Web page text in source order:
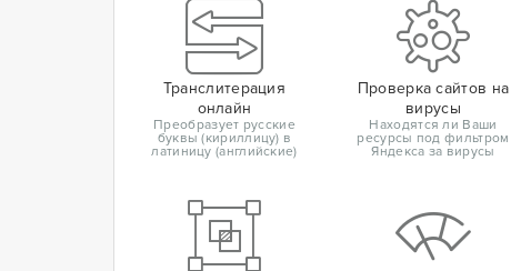
Транслитерация
онлайн
Преобразует русские
буквы (кириллицу) в
латиницу (английские)
Проверка сайтов на
вирусы
Находятся ли Ваши
ресурсы под фильтром
Яндекса за вирусы